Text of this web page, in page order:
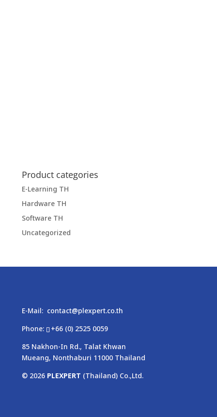
Product categories
E-Learning TH
Hardware TH
Software TH
Uncategorized
E-Mail: contact@plexpert.co.th
Phone:
+66 (0) 2525 0059
85 Nakhon-In Rd., Talat Khwan
Mueang, Nonthaburi 11000 Thailand
© 2026 PLEXPERT (Thailand) Co.,Ltd.